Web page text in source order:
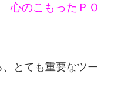
心のこもったＰＯ
とても重要なツー